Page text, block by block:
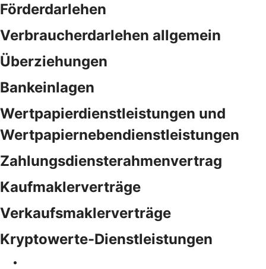
Förderdarlehen
Verbraucherdarlehen allgemein
Überziehungen
Bankeinlagen
Wertpapierdienstleistungen und
Wertpapiernebendienstleistungen
Zahlungsdiensterahmenvertrag
Kaufmaklerverträge
Verkaufsmaklerverträge
Kryptowerte-Dienstleistungen